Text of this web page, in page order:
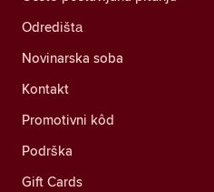
Odredištа
Novinarska soba
Kontakt
Promotivni kôd
Podrška
Gift Cards